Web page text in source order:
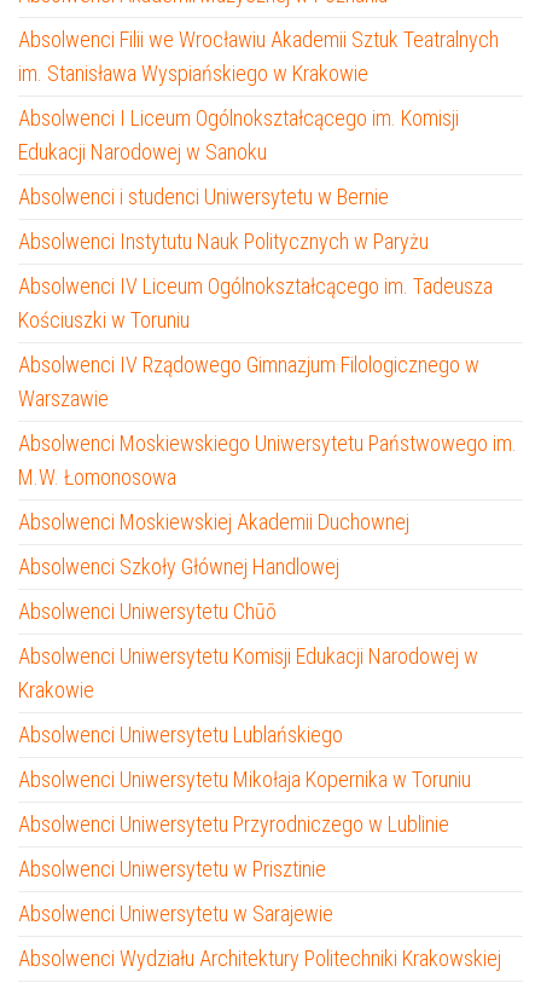
Absolwenci Filii we Wrocławiu Akademii Sztuk Teatralnych
im. Stanisława Wyspiańskiego w Krakowie
Absolwenci I Liceum Ogólnokształcącego im. Komisji
Edukacji Narodowej w Sanoku
Absolwenci i studenci Uniwersytetu w Bernie
Absolwenci Instytutu Nauk Politycznych w Paryżu
Absolwenci IV Liceum Ogólnokształcącego im. Tadeusza
Kościuszki w Toruniu
Absolwenci IV Rządowego Gimnazjum Filologicznego w
Warszawie
Absolwenci Moskiewskiego Uniwersytetu Państwowego im.
M.W. Łomonosowa
Absolwenci Moskiewskiej Akademii Duchownej
Absolwenci Szkoły Głównej Handlowej
Absolwenci Uniwersytetu Chūō
Absolwenci Uniwersytetu Komisji Edukacji Narodowej w
Krakowie
Absolwenci Uniwersytetu Lublańskiego
Absolwenci Uniwersytetu Mikołaja Kopernika w Toruniu
Absolwenci Uniwersytetu Przyrodniczego w Lublinie
Absolwenci Uniwersytetu w Prisztinie
Absolwenci Uniwersytetu w Sarajewie
Absolwenci Wydziału Architektury Politechniki Krakowskiej